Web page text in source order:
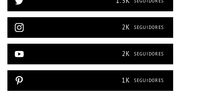
2K SEGUIDORES
2K SEGUIDORES
1K SEGUIDORES